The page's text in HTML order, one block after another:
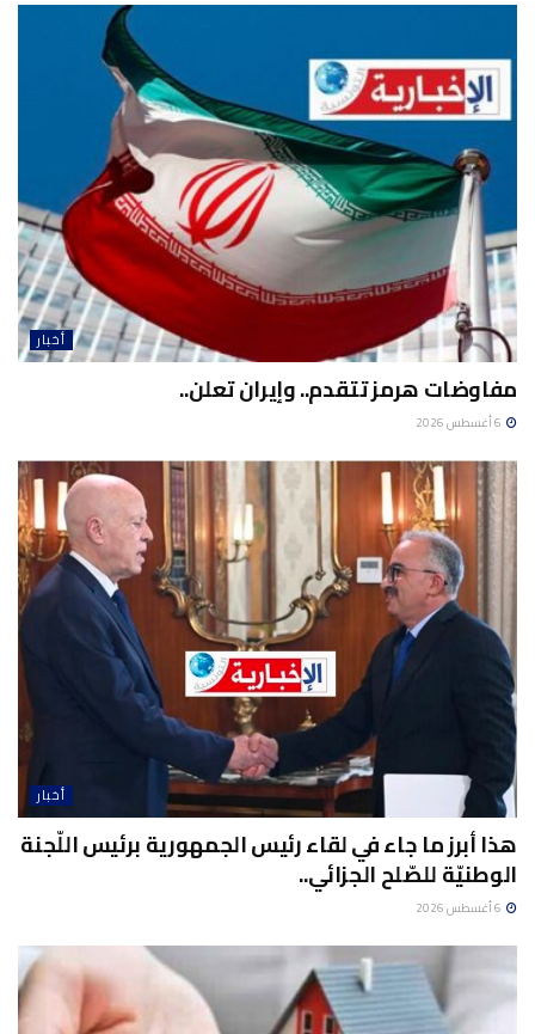
أخبار
مفاوضات هرمز تتقدم.. وإيران تعلن..
أخبار
هذا أبرز ما جاء في لقاء رئيس الجمهورية برئيس اللّجنة
الوطنيّة للصّلح الجزائي..